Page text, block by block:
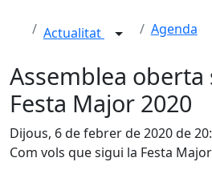
Actualitat Agenda
Assemblea oberta
Festa Major 2020
Dijous, 6 de febrer de 2020 de
Com vols que sigui la Festa